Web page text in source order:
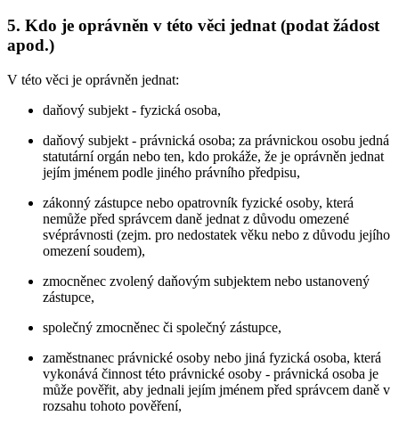
5. Kdo je oprávněn v této věci jednat (podat žádost
apod.)
V této věci je oprávněn jednat:
daňový subjekt - fyzická osoba,
daňový subjekt - právnická osoba; za právnickou osobu jedná
statutární orgán nebo ten, kdo prokáže, že je oprávněn jednat
jejím jménem podle jiného právního předpisu,
zákonný zástupce nebo opatrovník fyzické osoby, která
nemůže před správcem daně jednat z důvodu omezené
svéprávnosti (zejm. pro nedostatek věku nebo z důvodu jejího
omezení soudem),
zmocněnec zvolený daňovým subjektem nebo ustanovený
zástupce,
společný zmocněnec či společný zástupce,
zaměstnanec právnické osoby nebo jiná fyzická osoba, která
vykonává činnost této právnické osoby - právnická osoba je
může pověřit, aby jednali jejím jménem před správcem daně v
rozsahu tohoto pověření,